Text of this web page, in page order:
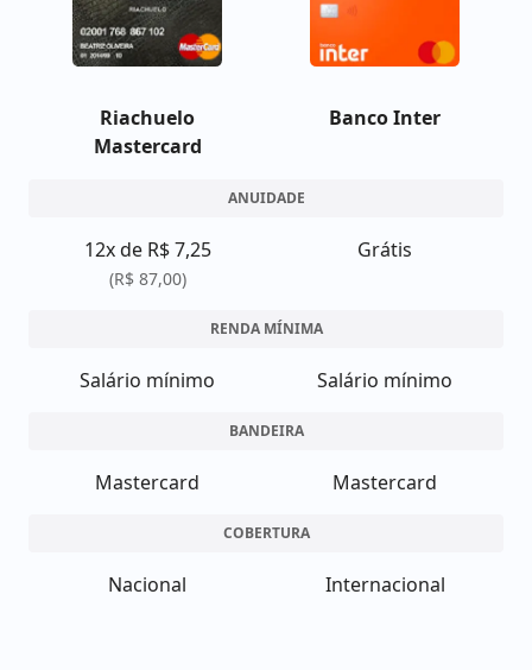
Riachuelo
Mastercard
Banco Inter
ANUIDADE
12x de R$ 7,25
(R$ 87,00)
Grátis
RENDA MÍNIMA
Salário mínimo Salário mínimo
BANDEIRA
Mastercard Mastercard
COBERTURA
Nacional Internacional